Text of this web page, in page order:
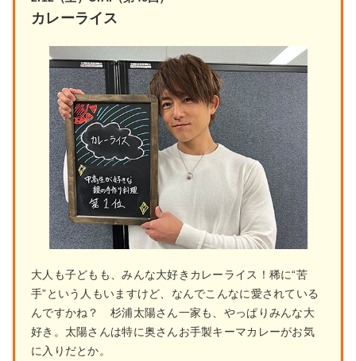
カレーライス
大人も子どもも、みんな大好きカレーライス！稀に“苦
手”という人もいますけど、なんでこんなに愛されている
んですかね？ 杉浦太陽さん一家も、やっぱりみんな大
好き。太陽さんは特に奥さんお手製キーマカレーがお気
に入りだとか。